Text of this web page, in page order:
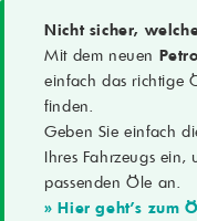
Schutz vor Verschleiß,
Oxidationsbeständigkeit;
Aussehen
Dichte bei 15 °C
0,8637 g/cm³
Kinematische Viskosität
14,00 mm²/s (cSt)
Viskositätsindex
Nicht sicher,
Mit dem neuen
einfach das richtige
finden.
Geben Sie einfach
Ihres Fahrzeugs
passenden Öle an.
» Hier geht's zum